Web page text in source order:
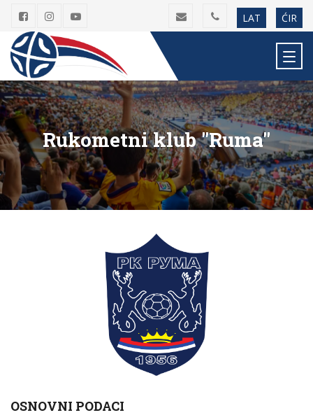
LAT ĆIR
Rukometni klub "Ruma"
OSNOVNI PODACI